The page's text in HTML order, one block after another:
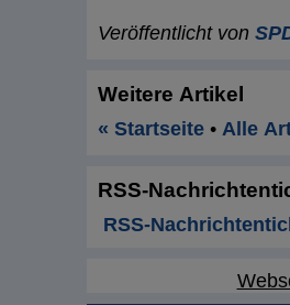
Veröffentlicht von
Weitere Artikel
« Startseite • Alle
RSS-
RSS-